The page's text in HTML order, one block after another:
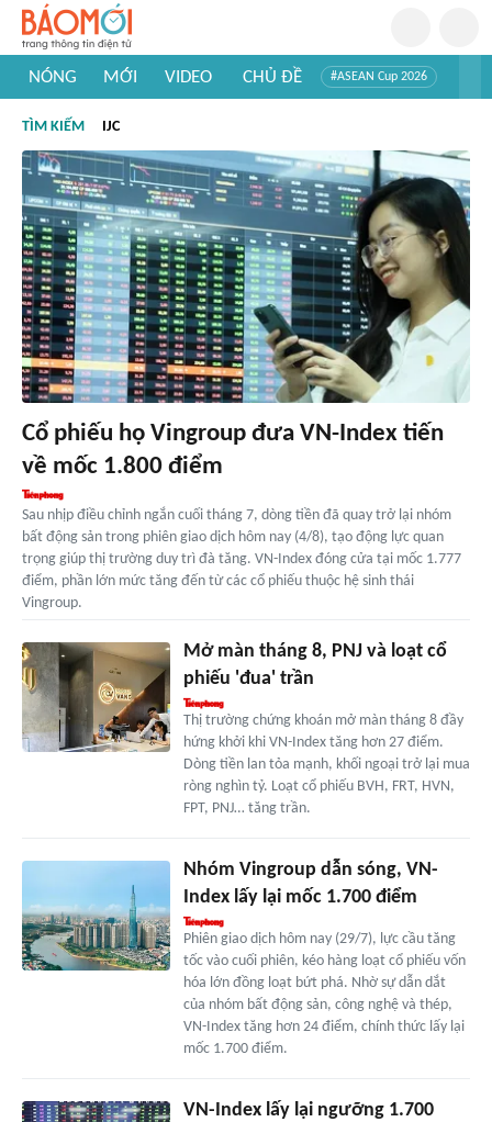
NÓNG MỚI VIDEO CHỦ ĐỀ #ASEAN Cup 2026
#Khám phá thế giới
TÌM KIẾM IJC
Cổ phiếu họ Vingroup đưa VN-Index tiến
về mốc 1.800 điểm
Sau nhịp điều chỉnh ngắn cuối tháng 7, dòng tiền đã quay trở lại nhóm
bất động sản trong phiên giao dịch hôm nay (4/8), tạo động lực quan
trọng giúp thị trường duy trì đà tăng. VN-Index đóng cửa tại mốc 1.777
điểm, phần lớn mức tăng đến từ các cổ phiếu thuộc hệ sinh thái
Vingroup.
Mở màn tháng 8, PNJ và loạt cổ
phiếu 'đua' trần
Thị trường chứng khoán mở màn tháng 8 đầy
hứng khởi khi VN-Index tăng hơn 27 điểm.
Dòng tiền lan tỏa mạnh, khối ngoại trở lại mua
ròng nghìn tỷ. Loạt cổ phiếu BVH, FRT, HVN,
FPT, PNJ… tăng trần.
Nhóm Vingroup dẫn sóng, VN-
Index lấy lại mốc 1.700 điểm
Phiên giao dịch hôm nay (29/7), lực cầu tăng
tốc vào cuối phiên, kéo hàng loạt cổ phiếu vốn
hóa lớn đồng loạt bứt phá. Nhờ sự dẫn dắt
của nhóm bất động sản, công nghệ và thép,
VN-Index tăng hơn 24 điểm, chính thức lấy lại
mốc 1.700 điểm.
VN-Index lấy lại ngưỡng 1.700